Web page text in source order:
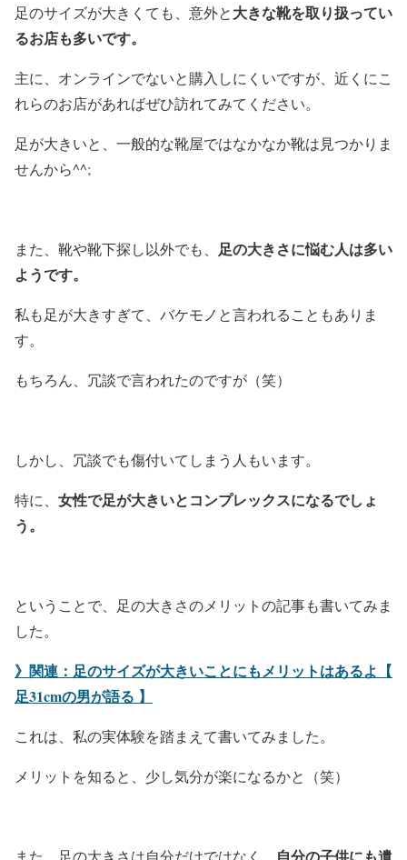
足のサイズが大きくても、意外と大きな靴を取り扱ってい
るお店も多いです。
主に、オンラインでないと購入しにくいですが、近くにこ
れらのお店があればぜひ訪れてみてください。
足が大きいと、一般的な靴屋ではなかなか靴は見つかりま
せんから^^;
また、靴や靴下探し以外でも、 足の大きさに悩む人は多い
ようです。
私も足が大きすぎて、バケモノと言われることもありま
す。
もちろん、冗談で言われたのですが（笑）
しかし、冗談でも傷付いてしまう人もいます。
特に、 女性で足が大きいとコンプレックスになるでしょ
う。
ということで、足の大きさのメリットの記事も書いてみま
した。
》関連：足のサイズが大きいことにもメリットはあるよ【
足31cmの男が語る 】
これは、私の実体験を踏まえて書いてみました。
メリットを知ると、少し気分が楽になるかと（笑）
また、足の大きさは自分だけではなく、 自分の子供にも遺